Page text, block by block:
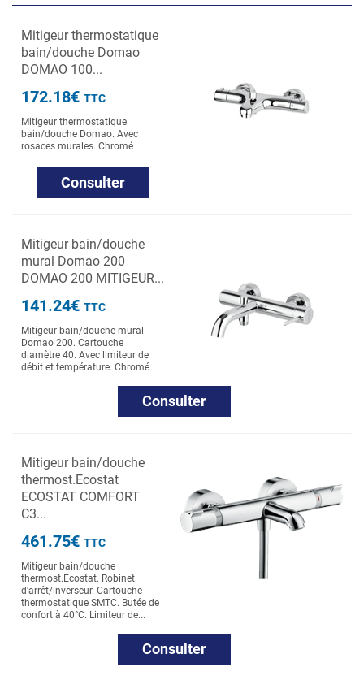
Mitigeur thermostatique
bain/douche Domao
DOMAO 100...
172.18€ TTC
Mitigeur thermostatique
bain/douche Domao. Avec
rosaces murales. Chromé
Consulter
Mitigeur bain/douche
mural Domao 200
DOMAO 200 MITIGEUR...
141.24€ TTC
Mitigeur bain/douche mural
Domao 200. Cartouche
diamètre 40. Avec limiteur de
débit et température. Chromé
Consulter
Mitigeur bain/douche
thermost.Ecostat
ECOSTAT COMFORT
C3...
461.75€ TTC
Mitigeur bain/douche
thermost.Ecostat. Robinet
d'arrêt/inverseur. Cartouche
thermostatique SMTC. Butée de
confort à 40°C. Limiteur de...
Consulter